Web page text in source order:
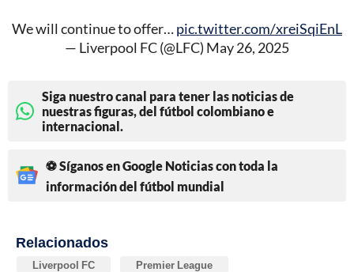
We will continue to offer…pic.twitter.com/xreiSqiEnL
— Liverpool FC (@LFC) May 26, 2025
Siga nuestro canal para tener las noticias de
nuestras figuras, del fútbol colombiano e
internacional.
⚽ Síganos en Google Noticias con toda la
información del fútbol mundial
Relacionados
Liverpool FC Premier League